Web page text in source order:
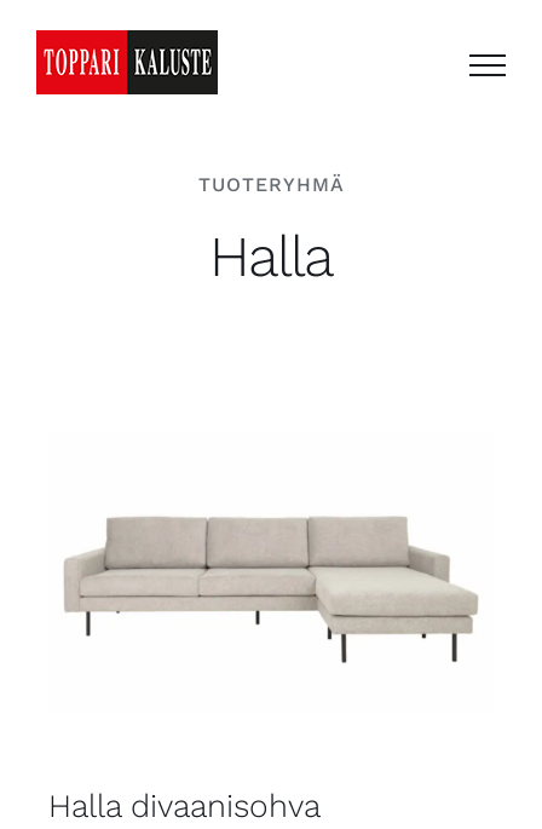
content
TUOTERYHMÄ
Halla
Halla divaanisohva